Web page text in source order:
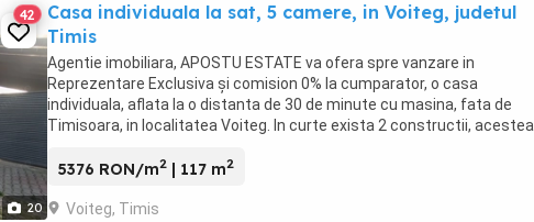
20
42
Casa individuala la sat, 5 camere, in Voiteg, judetul
Timis
Agentie imobiliara, APOSTU ESTATE va ofera spre vanzare in
Reprezentare Exclusiva și comision 0% la cumparator, o casa
individuala, aflata la o distanta de 30 de minute cu masina, fata de
Timisoara, in localitatea Voiteg. In curte exista 2 constructii, acestea
5376 RON/m2 | 117 m2
Voiteg, Timis